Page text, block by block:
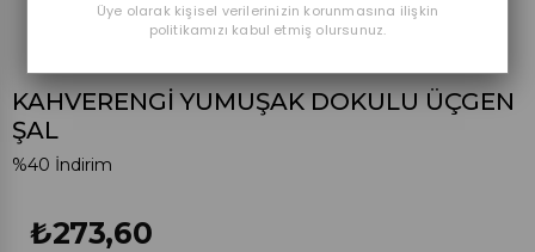
KAHVERENGİ YUMUŞAK DOKULU ÜÇGEN
ŞAL
%40 İndirim
₺273,60
Üye olarak kişisel verilerinizin korunmasına ilişkin
politikamızı kabul etmiş olursunuz.